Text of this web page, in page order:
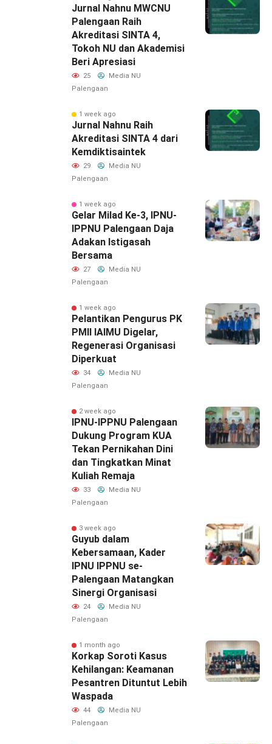
Jurnal Nahnu MWCNU
Palengaan Raih
Akreditasi SINTA 4,
Tokoh NU dan Akademisi
Beri Apresiasi
25
Media NU
Palengaan
1 week ago
Jurnal Nahnu Raih
Akreditasi SINTA 4 dari
Kemdiktisaintek
29
Media NU
Palengaan
1 week ago
‎Gelar Milad Ke-3, IPNU-
IPPNU Palengaan Daja
Adakan Istigasah
Bersama
27
Media NU
Palengaan
1 week ago
Pelantikan Pengurus PK
PMII IAIMU Digelar,
Regenerasi Organisasi
Diperkuat
34
Media NU
Palengaan
2 week ago
IPNU-IPPNU Palengaan
Dukung Program KUA
Tekan Pernikahan Dini
dan Tingkatkan Minat
Kuliah Remaja
33
Media NU
Palengaan
3 week ago
Guyub dalam
Kebersamaan, Kader
IPNU IPPNU se-
Palengaan Matangkan
Sinergi Organisasi
24
Media NU
Palengaan
1 month ago
Korkap Soroti Kasus
Kehilangan: Keamanan
Pesantren Dituntut Lebih
Waspada‎
44
Media NU
Palengaan